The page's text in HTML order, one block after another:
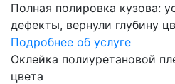
Полная полировка кузова:
дефекты, вернули глубину
Подробнее об услуге
Оклейка полиуретановой
цвета